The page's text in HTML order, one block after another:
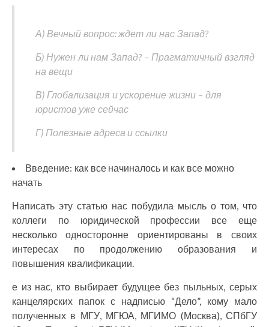
А) Вечный вопрос: ждет ли нас Запад?
Б) Нужен ли нам Запад? – Прагматичный взгляд
на вещи
В) Глобализация и ускорение жизни – для
юристов уже сейчас
Г) Полезные адреса и ссылки
Введение: как все начиналось и как все можно
начать
Написать эту статью нас побудила мысль о том, что
коллеги по юридической профессии все еще
несколько односторонне ориентированы в своих
интересах по продолжению образования и
повышения квалификации.
е из нас, кто выбирает будущее без пыльных, серых
канцелярских папок с надписью “Дело”, кому мало
полученных в МГУ, МГЮА, МГИМО (Москва), СПбГУ